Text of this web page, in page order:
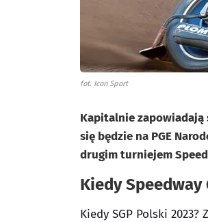
fot. Icon Sport
Kapitalnie zapowiadają
się będzie na PGE
drugim turniejem
Kiedy
Kiedy SGP Polski